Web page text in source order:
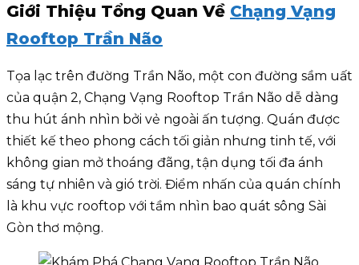
Giới Thiệu Tổng Quan Về Chạng Vạng
Rooftop Trần Não
Tọa lạc trên đường Trần Não, một con đường sầm uất
của quận 2, Chạng Vạng Rooftop Trần Não dễ dàng
thu hút ánh nhìn bởi vẻ ngoài ấn tượng. Quán được
thiết kế theo phong cách tối giản nhưng tinh tế, với
không gian mở thoáng đãng, tận dụng tối đa ánh
sáng tự nhiên và gió trời. Điểm nhấn của quán chính
là khu vực rooftop với tầm nhìn bao quát sông Sài
Gòn thơ mộng.